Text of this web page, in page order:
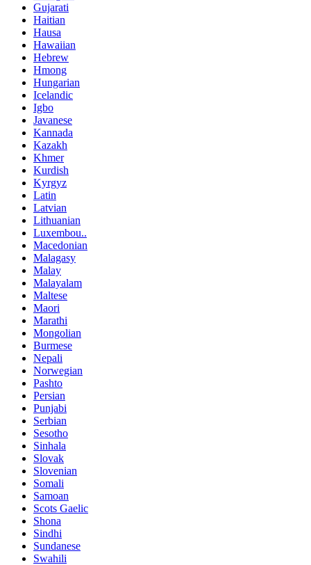
Gujarati
Haitian
Hausa
Hawaiian
Hebrew
Hmong
Hungarian
Icelandic
Igbo
Javanese
Kannada
Kazakh
Khmer
Kurdish
Kyrgyz
Latin
Latvian
Lithuanian
Luxembou..
Macedonian
Malagasy
Malay
Malayalam
Maltese
Maori
Marathi
Mongolian
Burmese
Nepali
Norwegian
Pashto
Persian
Punjabi
Serbian
Sesotho
Sinhala
Slovak
Slovenian
Somali
Samoan
Scots Gaelic
Shona
Sindhi
Sundanese
Swahili